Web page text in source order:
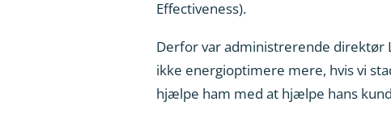
Effectiveness).
Derfor var administrerende direktør
ikke energioptimere mere, hvis vi
hjælpe ham med at hjælpe hans